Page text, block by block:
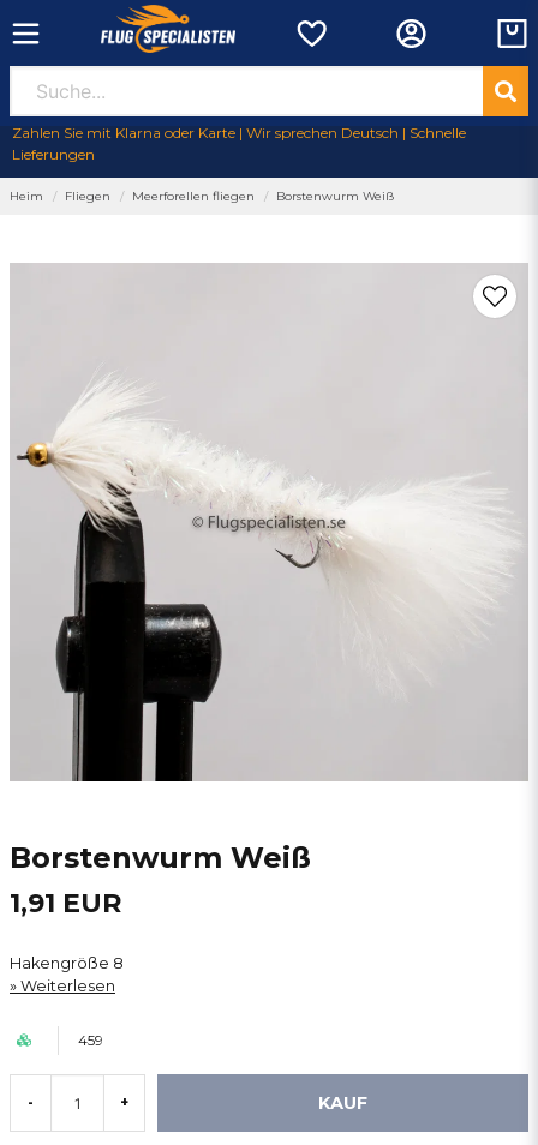
Zahlen Sie mit Klarna oder Karte | Wir sprechen Deutsch | Schnelle
Lieferungen
Heim Fliegen Meerforellen fliegen Borstenwurm Weiß
Borstenwurm Weiß
1,91 EUR
Hakengröße 8
Weiterlesen
459
- + KAUF